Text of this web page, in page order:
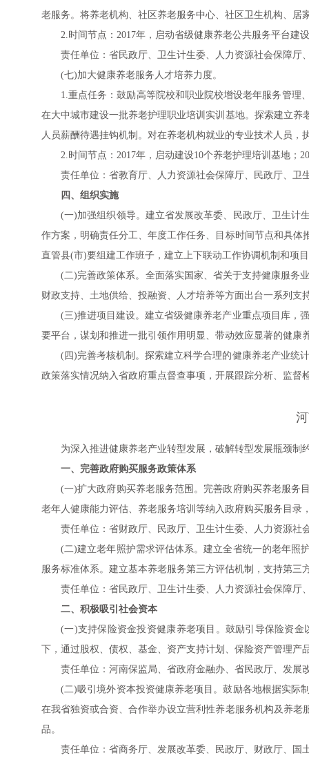
老服务。将养老机构、社区养老服务中心、社区卫生机构、
2.时间节点：2017年，启动省级健康养老公共服务平台建
责任单位：省民政厅、卫生计生委、人力资源社会保障厅
(七)加大健康养老服务人才培养力度。
1.重点任务：鼓励高等院校和职业院校增设老年服务管
在大中城市建设一批养老护理职业培训实训基地。探索建立
人员薪酬待遇挂钩机制。对在养老机构就业的专业技术人员
2.时间节点：2017年，启动建设10个养老护理培训基地；
责任单位：省教育厅、人力资源社会保障厅、民政厅、卫
四、组织实施
(一)加强组织领导。建立省发展改革委、民政厅、卫生计
作方案，明确责任分工、年度工作任务、目标时间节点和具
直管县(市)要组建工作班子，建立上下联动工作协调机制和项
(二)完善政策体系。全面落实国家、省关于支持健康服务
财政支持、土地供给、投融资、人才培养等方面出台一系列
(三)推进项目建设。建立省级健康养老产业重点项目库，
要平台，谋划和推进一批引领作用明显、带动效应显著的健
(四)完善考核机制。探索建立科学合理的健康养老产业统
政策落实情况纳入省政府重点督查事项，开展跟踪分析、监督
为深入推进健康养老产业转型发展，破解转型发展瓶颈
一、完善政府购买服务政策体系
(一)扩大政府购买养老服务范围。完善政府购买养老服务
老年人健康能力评估、养老服务培训等纳入政府购买服务目
责任单位：省财政厅、民政厅、卫生计生委、人力资源社
(二)建立老年照护需求评估体系。建立全省统一的老年照
服务标准体系。建立基本养老服务第三方评估机制，支持第三
责任单位：省民政厅、卫生计生委、人力资源社会保障厅
二、积极吸引社会资本
(一)支持保险资金投资健康养老项目。鼓励引导保险资
下，通过股权、债权、基金、资产支持计划、保险资产管理
责任单位：河南保监局、省政府金融办、省民政厅、发展
(二)吸引境外资本投资健康养老项目。鼓励各地根据实际
在我省独资或合资、合作举办设立营利性养老服务机构及养
品。
责任单位：省商务厅、发展改革委、民政厅、财政厅、国